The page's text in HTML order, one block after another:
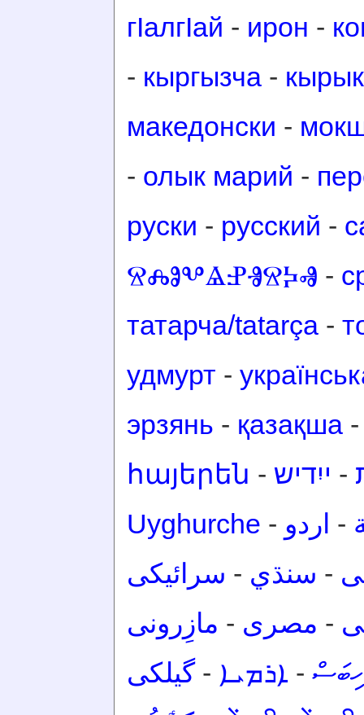
гӀалгӀай - ирон -
- кыргызча -
македонски -
- олык марий -
руски - русский -
ⰔⰎⰑⰂⰡⰐⰠⰔⰍⰟ -
татарча/tatarça -
удмурт -
эрзянь - қазақша
հայերեն - ייִדיש -
Uyghurche - اردو -
سرائیکی - سنڌي -
مازِرونی - مصرى -
گیلکی- ܐܪܡܝܐ -